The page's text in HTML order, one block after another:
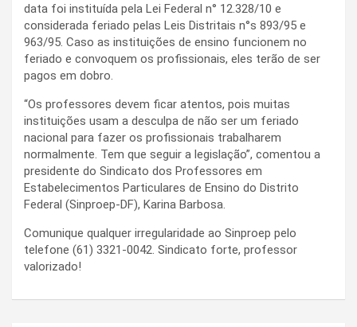
data foi instituída pela Lei Federal n° 12.328/10 e
considerada feriado pelas Leis Distritais n°s 893/95 e
963/95. Caso as instituições de ensino funcionem no
feriado e convoquem os profissionais, eles terão de ser
pagos em dobro.
“Os professores devem ficar atentos, pois muitas
instituições usam a desculpa de não ser um feriado
nacional para fazer os profissionais trabalharem
normalmente. Tem que seguir a legislação”, comentou a
presidente do Sindicato dos Professores em
Estabelecimentos Particulares de Ensino do Distrito
Federal (Sinproep-DF), Karina Barbosa.
Comunique qualquer irregularidade ao Sinproep pelo
telefone (61) 3321-0042. Sindicato forte, professor
valorizado!